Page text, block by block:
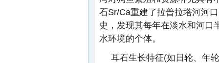
石Sr/Ca重建了拉普拉塔河河
史，发现其每年在淡水和河口
水环境的个体。
耳石生长特征(如日轮、年